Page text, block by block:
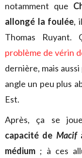
notamment que
allongé la foulée,
Thomas Ruyant.
problème de vérin
dernière, mais
angle un peu plus
Est.
Après, ça se
capacité de Macif
médium ; à ces